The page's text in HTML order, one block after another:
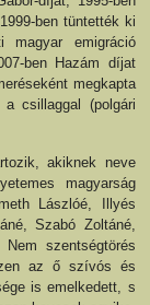
ben tüntették ki
magyar emigráció
ben Hazám díjat
megkapta
csillaggal (polgári
akiknek neve
magyarság
Lászlóé, Illyés
Szabó Zoltáné,
szentségtörés
az ő szívós és
is emelkedett, s